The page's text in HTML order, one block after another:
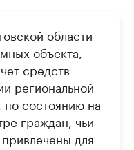
области
объекта,
средств
региональной
состоянию на
граждан, чьи
для